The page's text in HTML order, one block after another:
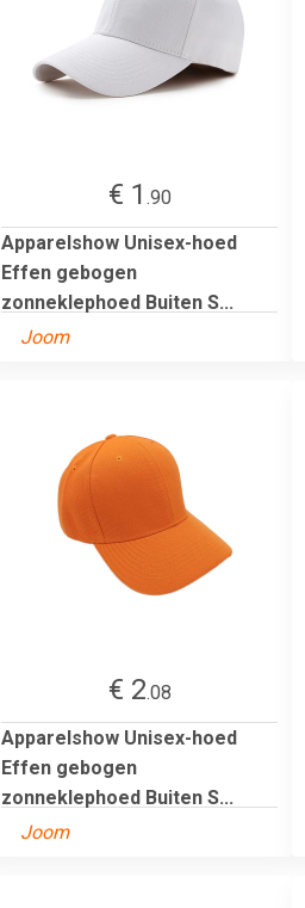
€ 1 .90
Apparelshow Unisex-hoed
Effen gebogen
zonneklephoed Buiten S...
Joom
€ 2.08
Apparelshow Unisex-hoed
Effen gebogen
zonneklephoed Buiten S...
Joom